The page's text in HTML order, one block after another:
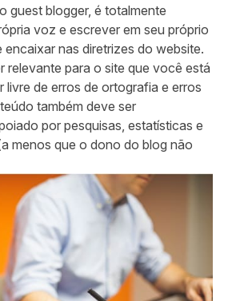
guest blogger, é totalmente
voz e escrever em seu próprio
encaixar nas diretrizes do website.
relevante para o site que você está
livre de erros de ortografia e erros
também deve ser
por pesquisas, estatísticas e
menos que o dono do blog não